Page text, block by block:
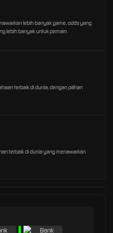
lebih banyak game, odds yang
lebih banyak untuk pemain.
terbaik di dunia, dengan pilihan
terbaik di dunia yang menawarkan